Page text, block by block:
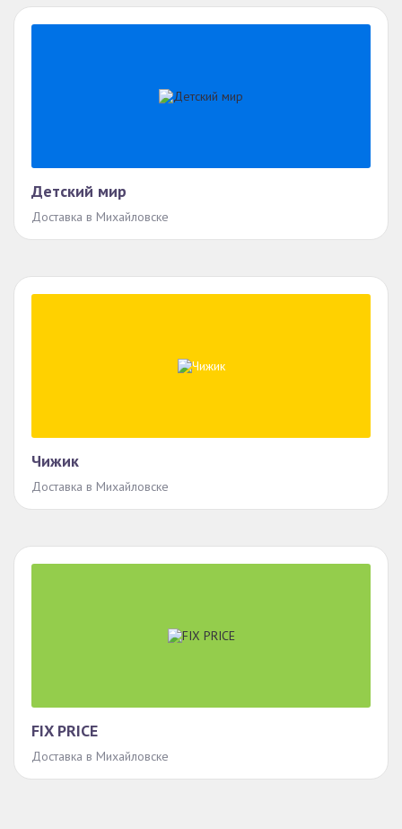
Детский мир
Доставка в Михайловске
Чижик
Доставка в Михайловске
FIX PRICE
Доставка в Михайловске